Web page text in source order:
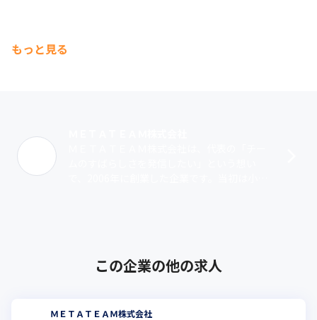
もっと見る
この企業の他の求人
ＭＥＴＡＴＥＡＭ株式会社